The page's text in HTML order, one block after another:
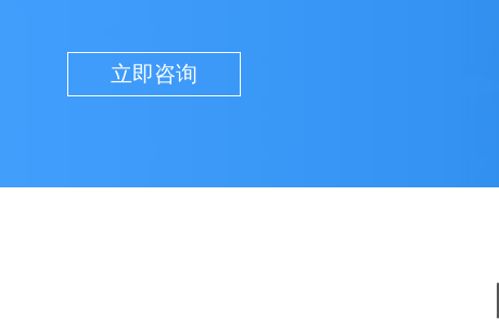
立即咨询